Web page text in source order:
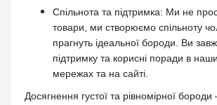
Спільнота та підтримка: Ми не
товари, ми створюємо спільноту
прагнуть ідеальної бороди. Ви
підтримку та корисні поради в
мережах та на сайті.
Досягнення густої та рівномірної